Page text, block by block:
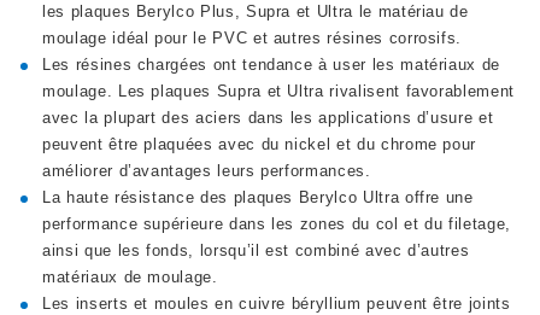
les plaques Berylco Plus, Supra et Ultra le matériau de
moulage idéal pour le PVC et autres résines corrosifs.
Les résines chargées ont tendance à user les matériaux de
moulage. Les plaques Supra et Ultra rivalisent favorablement
avec la plupart des aciers dans les applications d’usure et
peuvent être plaquées avec du nickel et du chrome pour
améliorer d’avantages leurs performances.
La haute résistance des plaques Berylco Ultra offre une
performance supérieure dans les zones du col et du filetage,
ainsi que les fonds, lorsqu’il est combiné avec d’autres
matériaux de moulage.
Les inserts et moules en cuivre béryllium peuvent être joints